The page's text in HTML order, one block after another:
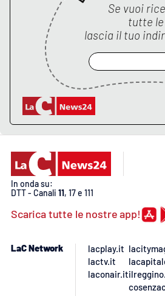
PROGETTI
SPECIALI
Buona Sanità Calabria
LA
CALABRIAVISIONE
Eventi
Food
Se vuoi
tutte
lascia il tuo
In onda su:
DTT - Canali 11, 17 e 111
Scarica tutte le nostre app!
LaC Network
lacplay.it
lactv.it
laconair.it